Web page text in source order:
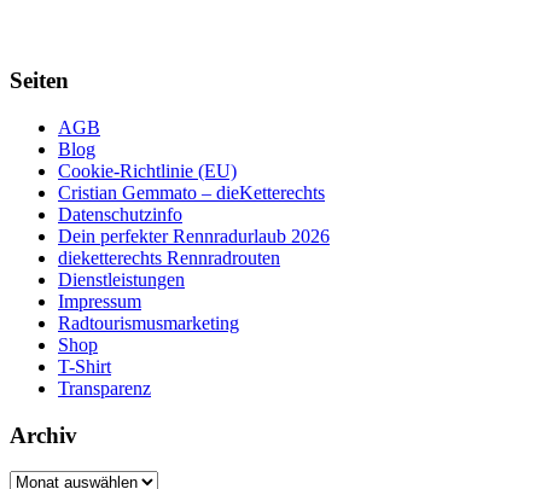
Seiten
AGB
Blog
Cookie-Richtlinie (EU)
Cristian Gemmato – dieKetterechts
Datenschutzinfo
Dein perfekter Rennradurlaub 2026
dieketterechts Rennradrouten
Dienstleistungen
Impressum
Radtourismusmarketing
Shop
T-Shirt
Transparenz
Archiv
Archiv